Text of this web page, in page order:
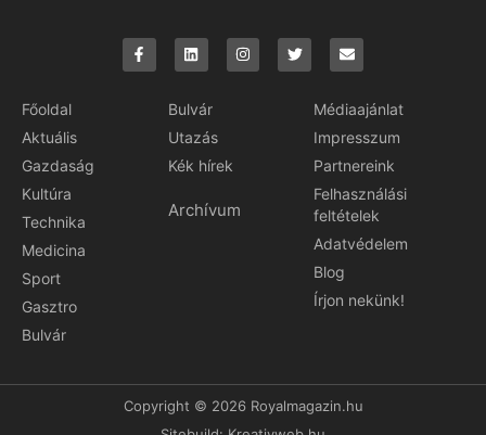
Főoldal
Aktuális
Gazdaság
Kultúra
Technika
Medicina
Sport
Gasztro
Bulvár
Bulvár
Utazás
Kék hírek
Archívum
Médiaajánlat
Impresszum
Partnereink
Felhasználási
feltételek
Adatvédelem
Blog
Írjon nekünk!
Copyright © 2026 Royalmagazin.hu